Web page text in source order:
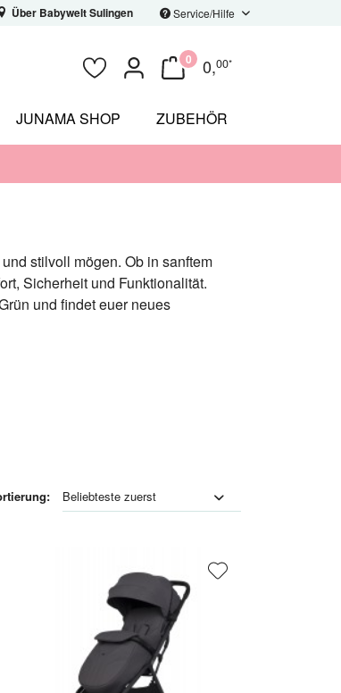
Über Babywelt Sulingen Service/Hilfe
0 0,00*
JUNAMA SHOP ZUBEHÖR
stilvoll mögen. Ob in sanftem
Sicherheit und Funktionalität.
und findet euer neues